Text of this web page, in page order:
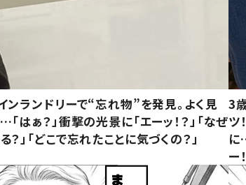
ンランドリーで“忘れ物”を発見。よく見
はぁ？」衝撃の光景に「エーッ！？」「なぜ
？」「どこで忘れたことに気づくの？」
3
ツ
に
ー